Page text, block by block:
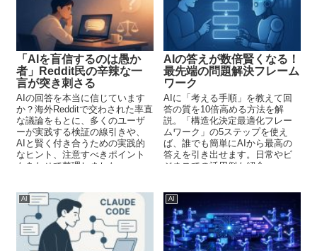
「AIを盲信するのは愚か
者」Reddit民の辛辣な一
言が突き刺さる
AIの回答を本当に信じています
か？海外Redditで交わされた率直
な議論をもとに、多くのユーザ
ーが実践する検証の線引きや、
AIと賢く付き合うための実践的
なヒント、注意すべきポイント
もあわせて整理しました。
AIの答えが数倍賢くなる！
最先端の問題解決フレーム
ワーク
AIに「考える手順」を教えて回
答の質を10倍高める方法を解
説。「構造化決定最適化フレー
ムワーク」の5ステップを使え
ば、誰でも簡単にAIから最高の
答えを引き出せます。日常やビ
ジネスでの活用例も紹介。
AI AI